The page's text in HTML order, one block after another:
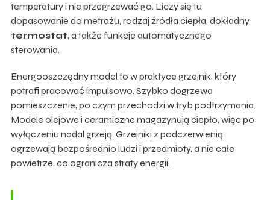
temperatury i nie przegrzewać go. Liczy się tu
dopasowanie do metrażu, rodzaj źródła ciepła, dokładny
termostat, a także funkcje automatycznego
sterowania.
Energooszczędny model to w praktyce grzejnik, który
potrafi pracować impulsowo. Szybko dogrzewa
pomieszczenie, po czym przechodzi w tryb podtrzymania.
Modele olejowe i ceramiczne magazynują ciepło, więc po
wyłączeniu nadal grzeją. Grzejniki z podczerwienią
ogrzewają bezpośrednio ludzi i przedmioty, a nie całe
powietrze, co ogranicza straty energii.